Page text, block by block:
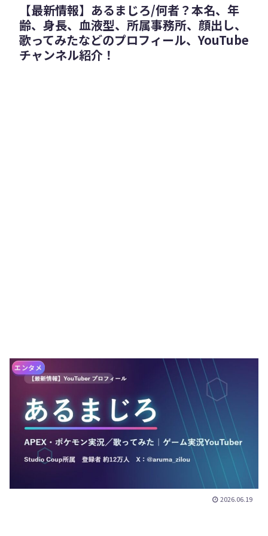
【最新情報】あるまじろ/何者？本名、年
齢、身長、血液型、所属事務所、顔出し、
歌ってみたなどのプロフィール、YouTube
チャンネル紹介！
エンタメ
2026.06.19